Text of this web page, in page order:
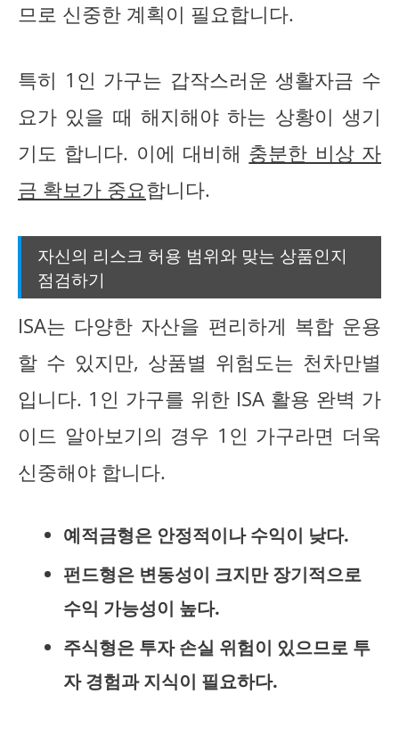
므로 신중한 계획이 필요합니다.
특히 1인 가구는 갑작스러운 생활자금 수
요가 있을 때 해지해야 하는 상황이 생기
기도 합니다. 이에 대비해 충분한 비상 자
금 확보가 중요합니다.
자신의 리스크 허용 범위와 맞는 상품인지
점검하기
ISA는 다양한 자산을 편리하게 복합 운용
할 수 있지만, 상품별 위험도는 천차만별
입니다. 1인 가구를 위한 ISA 활용 완벽 가
이드 알아보기의 경우 1인 가구라면 더욱
신중해야 합니다.
예적금형은 안정적이나 수익이 낮다.
펀드형은 변동성이 크지만 장기적으로
수익 가능성이 높다.
주식형은 투자 손실 위험이 있으므로 투
자 경험과 지식이 필요하다.